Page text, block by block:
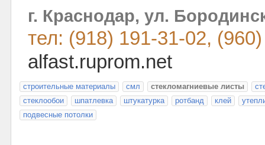
г. Краснодар, ул.
тел: (918) 191-31-02,
alfast.ruprom.net
строительные материалы смл стекломагниевые листы
стеклообои
шпатлевка штукатурка ротбанд клей
подвесные потолки